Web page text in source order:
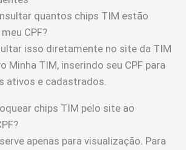
quantos chips TIM estão
CPF?
isso diretamente no site da TIM
Minha TIM, inserindo seu CPF para
ativos e cadastrados.
chips TIM pelo site ao
apenas para visualização. Para